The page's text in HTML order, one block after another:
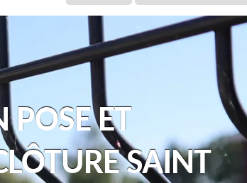
POSE ET
SAINT